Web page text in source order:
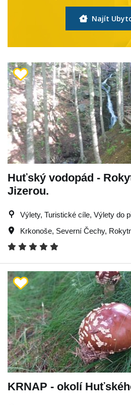
Najít
Huťský vodopád -
Jizerou.
Výlety, Turistické cíle, Výlety do
Krkonoše, Severní Čechy,
KRNAP - okolí